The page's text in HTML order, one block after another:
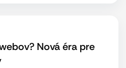
Nová éra pre